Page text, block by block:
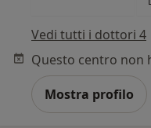
Vedi tutti i dottori 4
Mostra profilo